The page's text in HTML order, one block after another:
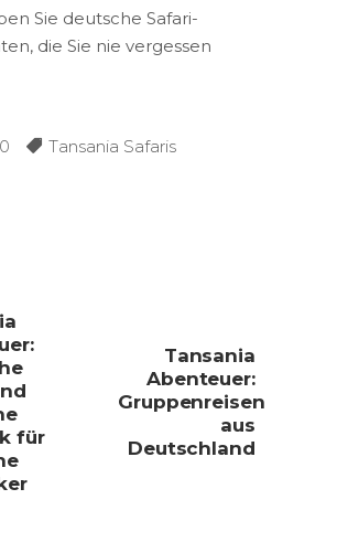
Sie deutsche Safari-
die Sie nie vergessen
0 Tansania Safaris
für
Tansania
Abenteuer:
Gruppenreisen
aus
Deutschland